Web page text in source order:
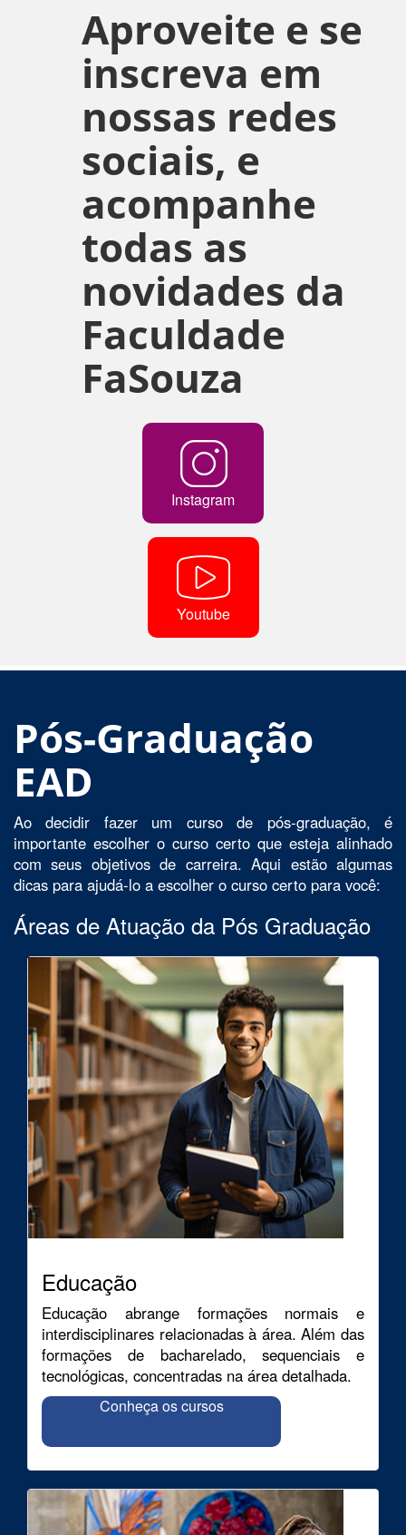
Aproveite e se
inscreva em
nossas redes
sociais, e
acompanhe
todas as
novidades da
Faculdade
FaSouza
Instagram
Youtube
Pós-Graduação
EAD
Ao decidir fazer um curso de pós-graduação, é
importante escolher o curso certo que esteja alinhado
com seus objetivos de carreira. Aqui estão algumas
dicas para ajudá-lo a escolher o curso certo para você:
Áreas de Atuação da Pós Graduação
Educação
Educação abrange formações normais e
interdisciplinares relacionadas à área. Além das
formações de bacharelado, sequenciais e
tecnológicas, concentradas na área detalhada.
Conheça os cursos